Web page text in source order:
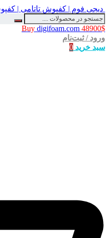
دیجی فوم | کفپوش تاتامی |
Buy digifoam.com 48900$
ورود / ثبت‌نام
سبد خرید 0